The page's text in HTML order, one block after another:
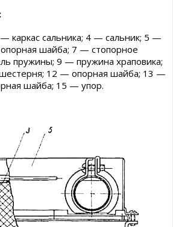
каркас сальника; 4 — сальник; 5 —
шайба; 7 — стопорное
пружины; 9 — пружина храповика;
12 — опорная шайба; 13 —
шайба; 15 — упор.